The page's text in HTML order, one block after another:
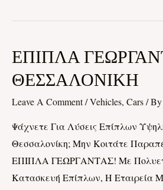
ΕΠΙΠΛΑ
ΘΕΣΣΑΛΟΝΙΚΗ
Leave A Comment/Vehicles, Cars/ By
Ψάχνετε Για Λύσεις Επίπλων
Θεσσαλονίκη; Μην Κοιτάτε
ΕΠΙΠΛΑ ΓΕΩΡΓΑΝΤΑΣ! Με
Κατασκευή Επίπλων, Η Εταιρεία
ΕΠΙΠΛΑ
ΘΕΣΣΑΛΟΝΙΚΗ